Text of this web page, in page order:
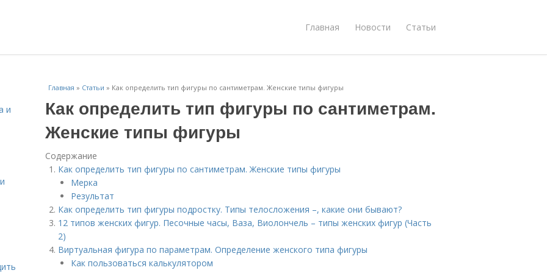
Главная Новости Статьи
Главная » Статьи » Как определить тип фигуры по сантиметрам. Женские типы фигуры
Как определить тип фигуры по сантиметрам.
Женские типы фигуры
Содержание
Как определить тип фигуры по сантиметрам. Женские типы фигуры
Мерка
Результат
Как определить тип фигуры подростку. Типы телосложения –, какие они бывают?
12 типов женских фигур. Песочные часы, Ваза, Виолончель – типы женских фигур (Часть
2)
Виртуальная фигура по параметрам. Определение женского типа фигуры
Как пользоваться калькулятором
и